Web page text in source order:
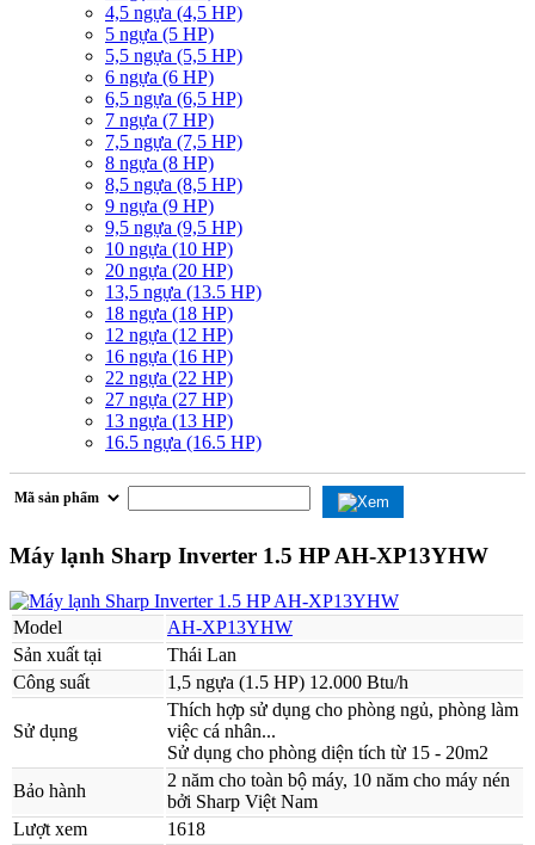
4,5 ngựa (4,5 HP)
5 ngựa (5 HP)
5,5 ngựa (5,5 HP)
6 ngựa (6 HP)
6,5 ngựa (6,5 HP)
7 ngựa (7 HP)
7,5 ngựa (7,5 HP)
8 ngựa (8 HP)
8,5 ngựa (8,5 HP)
9 ngựa (9 HP)
9,5 ngựa (9,5 HP)
10 ngựa (10 HP)
20 ngựa (20 HP)
13,5 ngựa (13.5 HP)
18 ngựa (18 HP)
12 ngựa (12 HP)
16 ngựa (16 HP)
22 ngựa (22 HP)
27 ngựa (27 HP)
13 ngựa (13 HP)
16.5 ngựa (16.5 HP)
Máy lạnh Sharp Inverter 1.5 HP AH-XP13YHW
Model
AH-XP13YHW
Sản xuất tại
Thái Lan
Công suất
1,5 ngựa (1.5 HP) 12.000 Btu/h
Sử dụng
Thích hợp sử dụng cho phòng ngủ, phòng làm
việc cá nhân...
Sử dụng cho phòng diện tích từ 15 - 20m2
Bảo hành
2 năm cho toàn bộ máy, 10 năm cho máy nén
bởi Sharp Việt Nam
Lượt xem
1618